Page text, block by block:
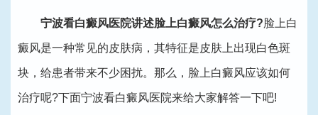
宁波看白癜风医院讲述脸上白癜风怎么治疗? 脸上白
癜风是一种常见的皮肤病，其特征是皮肤上出现白色斑
块，给患者带来不少困扰。那么，脸上白癜风应该如何
治疗呢?下面宁波看白癜风医院来给大家解答一下吧!